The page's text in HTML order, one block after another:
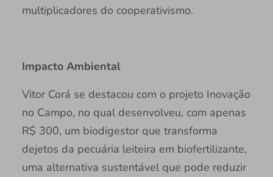
multiplicadores do cooperativismo.
Impacto Ambiental
Vitor Corá se destacou com o projeto Inovação
no Campo, no qual desenvolveu, com apenas
R$ 300, um biodigestor que transforma
dejetos da pecuária leiteira em biofertilizante,
uma alternativa sustentável que pode reduzir